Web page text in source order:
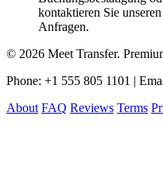
kontaktieren Sie
Anfragen.
© 2026 Meet Transfer.
Phone: +1 555 805 1101 |
About FAQ Reviews Terms